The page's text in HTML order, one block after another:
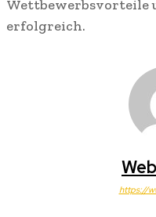
erfolgreich.
https://